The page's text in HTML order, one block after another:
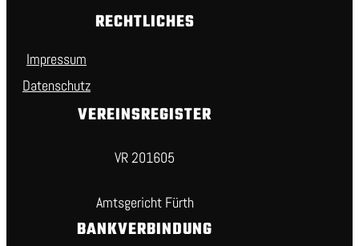
RECHTLICHES
Impressum
Datenschutz
VEREINSREGISTER
VR 201605
Amtsgericht Fürth
BANKVERBINDUNG